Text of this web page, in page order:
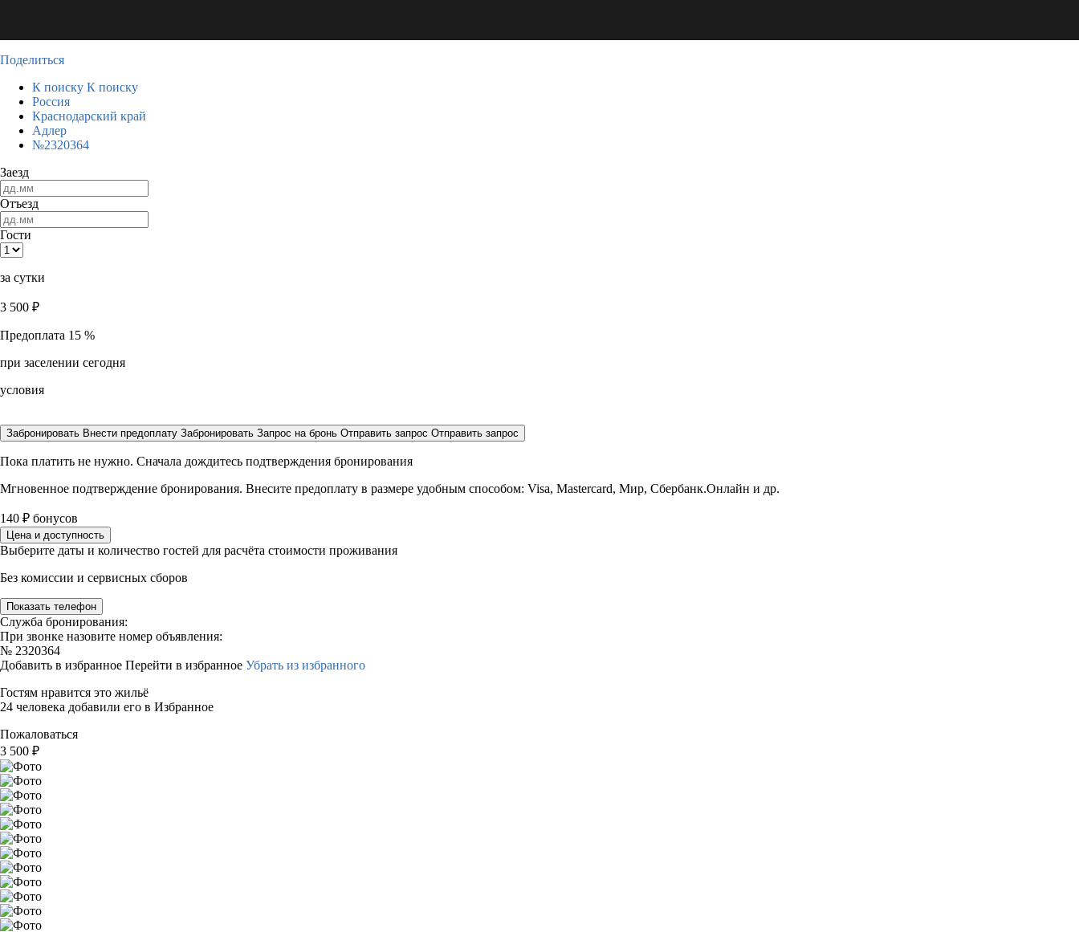
Поделиться
К поиску К поиску
Россия
Краснодарский край
Адлер
№2320364
Заезд
Отъезд
Гости
за сутки
3 500 ₽
Предоплата 15 %
при заселении сегодня
условия
Забронировать Внести предоплату Забронировать Запрос на бронь Отправить запрос Отправить запрос
Пока платить не нужно. Сначала дождитесь подтверждения бронирования
Мгновенное подтверждение бронирования. Внесите предоплату в размере удобным способом: Visa, Mastercard, Мир, Сбербанк.Онлайн и др.
140 ₽ бонусов
Цена и доступность
Выберите даты и количество гостей для расчёта стоимости проживания
Без комиссии и сервисных сборов
Показать телефон
Служба бронирования:
При звонке назовите номер объявления:
№ 2320364
Добавить в избранное Перейти в избранное Убрать из избранного
Гостям нравится это жильё
24 человека добавили его в Избранное
Пожаловаться
3 500 ₽